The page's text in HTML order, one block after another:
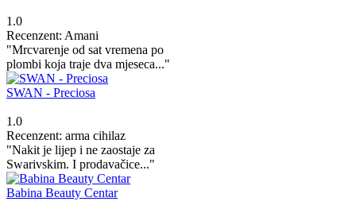
1.0
Recenzent: Amani
"Mrcvarenje od sat vremena po
plombi koja traje dva mjeseca..."
SWAN - Preciosa
1.0
Recenzent: arma cihilaz
"Nakit je lijep i ne zaostaje za
Swarivskim. I prodavačice..."
Babina Beauty Centar